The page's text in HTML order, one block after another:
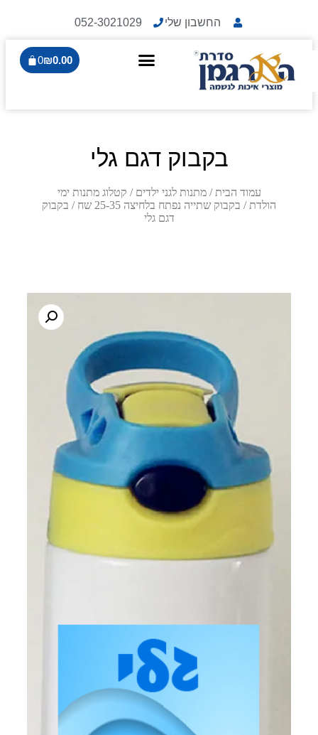
החשבון שלי 052-3021029
₪0.00
0
בקבוק דגם גלי
עמוד הבית /מתנות לגני ילדים / קטלוג מתנות ימי
הולדת / בקבוק שתייה נפתח בלחיצה 25-35 שח
/ בקבוק
דגם גלי